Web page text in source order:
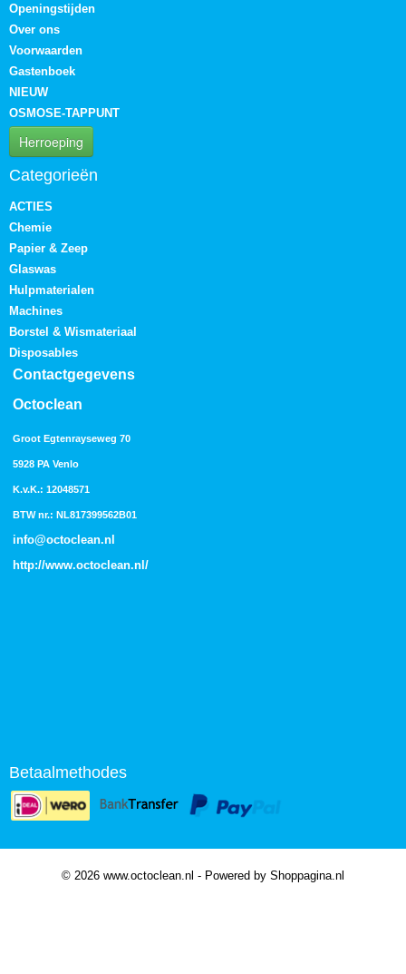
Openingstijden
Over ons
Voorwaarden
Gastenboek
NIEUW
OSMOSE-TAPPUNT
Herroeping
Categorieën
ACTIES
Chemie
Papier & Zeep
Glaswas
Hulpmaterialen
Machines
Borstel & Wismateriaal
Disposables
Contactgegevens
Octoclean
Groot Egtenrayseweg 70
5928 PA Venlo
K.v.K.: 12048571
BTW nr.: NL817399562B01
info@octoclean.nl
http://www.octoclean.nl /
Betaalmethodes
© 2026 www.octoclean.nl - Powered by Shoppagina.nl